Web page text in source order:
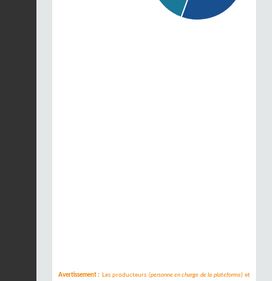
Avertissement : Les producteurs (personne en charge de la plateforme)et